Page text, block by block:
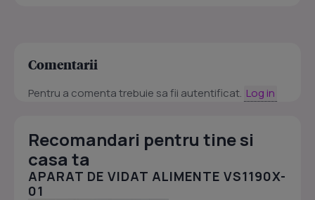
Comentarii
Pentru a comenta trebuie sa fii autentificat. Log in
Recomandari pentru tine si
casa ta
APARAT DE VIDAT ALIMENTE VS1190X-
01